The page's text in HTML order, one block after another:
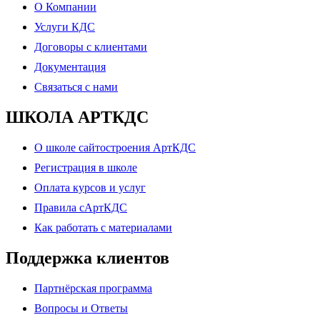
О Компании
Услуги КДС
Договоры с клиентами
Документация
Связаться с нами
ШКОЛА АРТКДС
О школе сайтостроения АртКДС
Регистрация в школе
Оплата курсов и услуг
Правила сАртКДС
Как работать с материалами
Поддержка клиентов
Партнёрская программа
Вопросы и Ответы